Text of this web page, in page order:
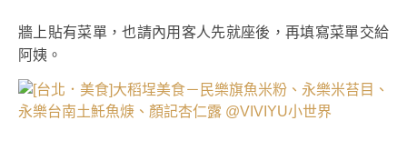
牆上貼有菜單，也請內用客人先就座後，再填寫菜單交給
阿姨。